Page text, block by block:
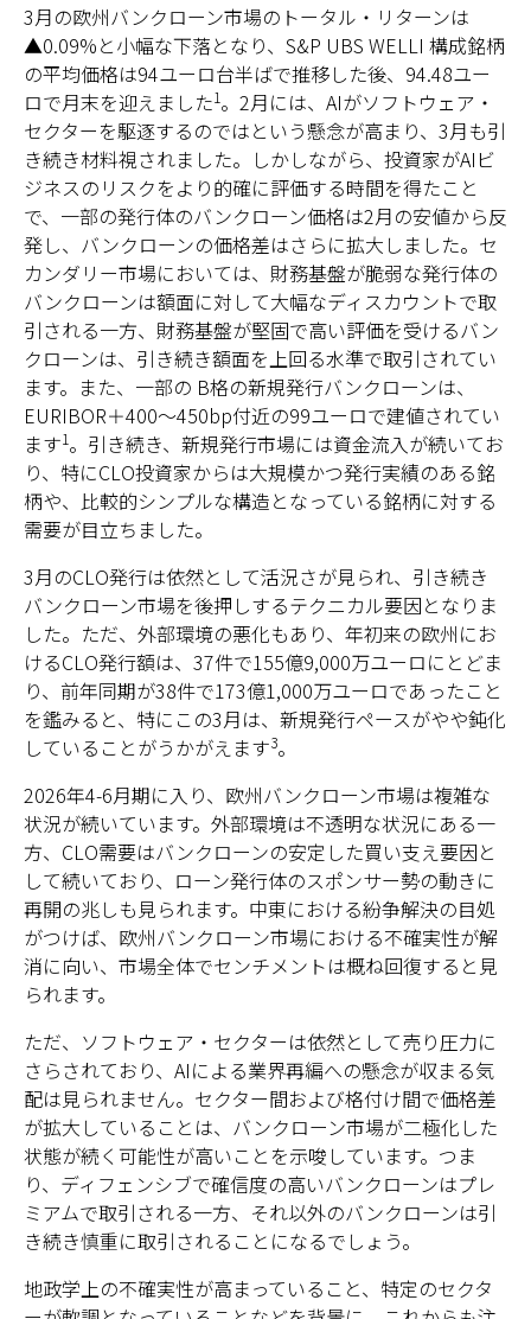
3月の欧州バンクローン市場のトータル・リターンは
▲0.09%と小幅な下落となり、S&P UBS WELLI 構成銘柄
の平均価格は94ユーロ台半ばで推移した後、94.48ユー
ロで月末を迎えました1。2月には、AIがソフトウェア・
セクターを駆逐するのではという懸念が高まり、3月も引
き続き材料視されました。しかしながら、投資家がAIビ
ジネスのリスクをより的確に評価する時間を得たこと
で、一部の発行体のバンクローン価格は2月の安値から反
発し、バンクローンの価格差はさらに拡大しました。セ
カンダリー市場においては、財務基盤が脆弱な発行体の
バンクローンは額面に対して大幅なディスカウントで取
引される一方、財務基盤が堅固で高い評価を受けるバン
クローンは、引き続き額面を上回る水準で取引されてい
ます。また、一部の B格の新規発行バンクローンは、
EURIBOR＋400～450bp付近の99ユーロで建値されてい
ます1。引き続き、新規発行市場には資金流入が続いてお
り、特にCLO投資家からは大規模かつ発行実績のある銘
柄や、比較的シンプルな構造となっている銘柄に対する
需要が目立ちました。
3月のCLO発行は依然として活況さが見られ、引き続き
バンクローン市場を後押しするテクニカル要因となりま
した。ただ、外部環境の悪化もあり、年初来の欧州にお
けるCLO発行額は、37件で155億9,000万ユーロにとどま
り、前年同期が38件で173億1,000万ユーロであったこと
を鑑みると、特にこの3月は、新規発行ペースがやや鈍化
していることがうかがえます3。
2026年4-6月期に入り、欧州バンクローン市場は複雑な
状況が続いています。外部環境は不透明な状況にある一
方、CLO需要はバンクローンの安定した買い支え要因と
して続いており、ローン発行体のスポンサー勢の動きに
再開の兆しも見られます。中東における紛争解決の目処
がつけば、欧州バンクローン市場における不確実性が解
消に向い、市場全体でセンチメントは概ね回復すると見
られます。
ただ、ソフトウェア・セクターは依然として売り圧力に
さらされており、AIによる業界再編への懸念が収まる気
配は見られません。セクター間および格付け間で価格差
が拡大していることは、バンクローン市場が二極化した
状態が続く可能性が高いことを示唆しています。つま
り、ディフェンシブで確信度の高いバンクローンはプレ
ミアムで取引される一方、それ以外のバンクローンは引
き続き慎重に取引されることになるでしょう。
地政学上の不確実性が高まっていること、特定のセクタ